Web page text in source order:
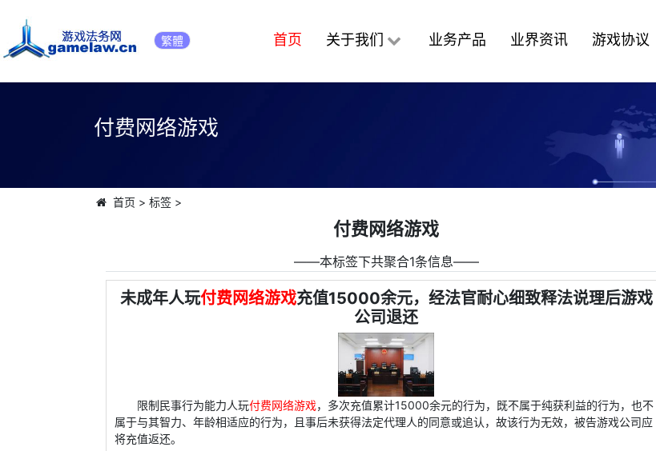
繁體 首页 关于我们 业务产品 业界资讯 游戏协议
付费网络游戏
首页 > 标签>
付费网络游戏
――本标签下共聚合1条信息――
未成年人玩付费网络游戏充值15000余元，经法官耐心细致释法说理后游戏
公司退还
限制民事行为能力人玩付费网络游戏，多次充值累计15000余元的行为，既不属于纯获利益的行为，也不
属于与其智力、年龄相适应的行为，且事后未获得法定代理人的同意或追认，故该行为无效，被告游戏公司应
将充值返还。